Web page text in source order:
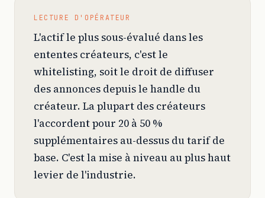
LECTURE D'OPÉRATEUR
L'actif le plus sous-évalué dans les
ententes créateurs, c'est le
whitelisting, soit le droit de diffuser
des annonces depuis le handle du
créateur. La plupart des créateurs
l'accordent pour 20 à 50 %
supplémentaires au-dessus du tarif de
base. C'est la mise à niveau au plus haut
levier de l'industrie.